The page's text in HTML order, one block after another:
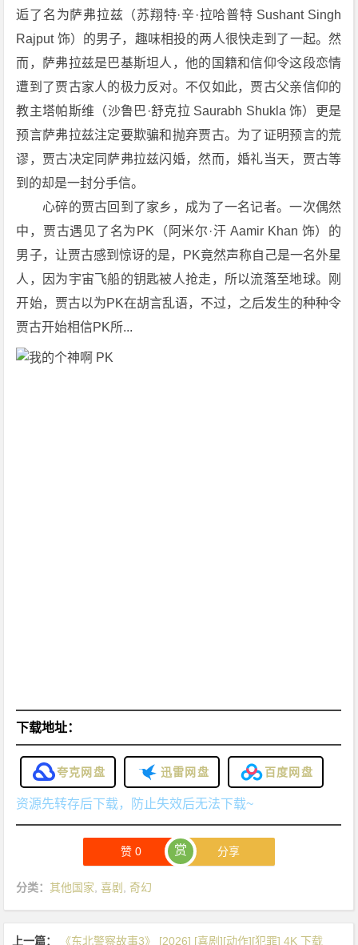
0
8
0
下
载
逅了名为萨弗拉兹（苏翔特·辛·拉哈普特 Sushant Singh
Rajput 饰）的男子，趣味相投的两人很快走到了一起。然
而，萨弗拉兹是巴基斯坦人，他的国籍和信仰令这段恋情
遭到了贾古家人的极力反对。不仅如此，贾古父亲信仰的
教主塔帕斯维（沙鲁巴·舒克拉 Saurabh Shukla 饰）更是
预言萨弗拉兹注定要欺骗和抛弃贾古。为了证明预言的荒
谬，贾古决定同萨弗拉兹闪婚，然而，婚礼当天，贾古等
到的却是一封分手信。
心碎的贾古回到了家乡，成为了一名记者。一次偶然
中，贾古遇见了名为PK（阿米尔·汗 Aamir Khan 饰）的
男子，让贾古感到惊讶的是，PK竟然声称自己是一名外星
人，因为宇宙飞船的钥匙被人抢走，所以流落至地球。刚
开始，贾古以为PK在胡言乱语，不过，之后发生的种种令
贾古开始相信PK所...
下载地址：
夸克网盘 迅雷网盘 百度网盘
资源先转存后下载，防止失效后无法下载~
赞0 赏 分享
分类：其他国家 ,喜剧 ,奇幻
上一篇： 《东北警察故事3》 [2026] [喜剧][动作][犯罪] 4K 下载